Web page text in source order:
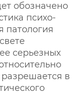
обозначено
психо-
патология
серьезных
в